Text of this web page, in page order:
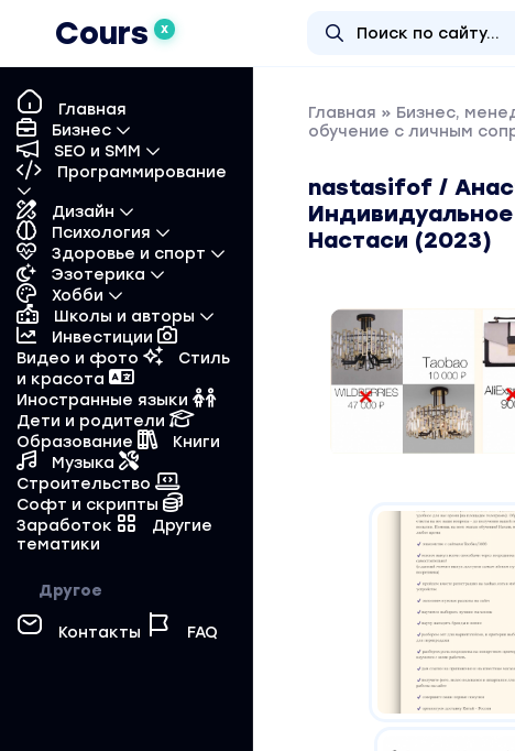
Cours X
Главная
Бизнес
SEO и SMM
Программирование
Дизайн
Психология
Здоровье и спорт
Эзотерика
Хобби
Школы и авторы
Инвестиции
Видео и фото
Стиль
и красота
Иностранные языки
Дети и родители
Образование
Книги
Музыка
Строительство
Софт и скрипты
Заработок
Другие
тематики
Другое
Контакты FAQ
Главная » Бизнес,
обучение с личным
nastasifof /
Настаси (2023)